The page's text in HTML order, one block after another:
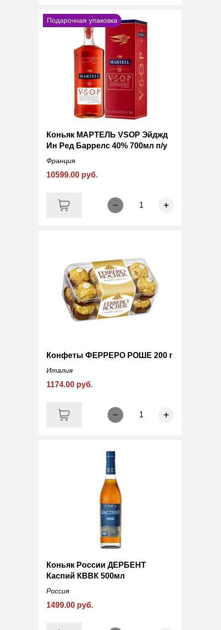
Подарочная упаковка
Коньяк МАРТЕЛЬ VSOP Эйджд
Ин Ред Баррелс 40% 700мл п/у
Франция
10599.00 руб.
1
Конфеты ФЕРРЕРО РОШЕ 200 г
Италия
1174.00 руб.
1
Коньяк России ДЕРБЕНТ
Каспий КВВК 500мл
Россия
1499.00 руб.